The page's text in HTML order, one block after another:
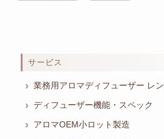
サービス
業務用アロマディフューザー レ
ディフューザー機能・スペック
アロマOEM小ロット製造